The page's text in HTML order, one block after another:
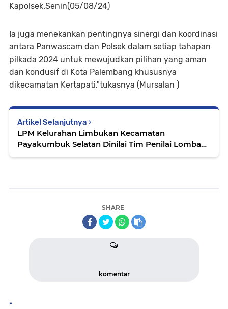
Kapolsek.Senin(05/08/24)
Ia juga menekankan pentingnya sinergi dan koordinasi
antara Panwascam dan Polsek dalam setiap tahapan
pilkada 2024 untuk mewujudkan pilihan yang aman
dan kondusif di Kota Palembang khususnya
dikecamatan Kertapati,"tukasnya (Mursalan )
Artikel Selanjutnya
LPM Kelurahan Limbukan Kecamatan
Payakumbuk Selatan Dinilai Tim Penilai Lomba
SHARE
komentar
-